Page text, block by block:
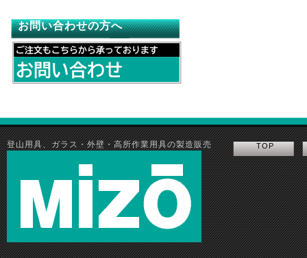
お問い合わせの方へ
登山用具、ガラス・外壁・高所作業用具の製造販売 TOP